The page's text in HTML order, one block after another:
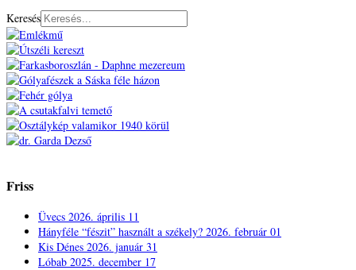
Keresés
Friss
Üvecs 2026. április 11
Hányféle “fészit” használt a székely? 2026. február 01
Kis Dénes 2026. január 31
Lóbab 2025. december 17